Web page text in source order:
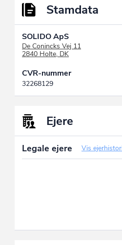
Stamdata
SOLIDO ApS
De Conincks Vej 11
2840 Holte, DK
CVR-nummer
32268129
Ejere
Legale ejere Vis